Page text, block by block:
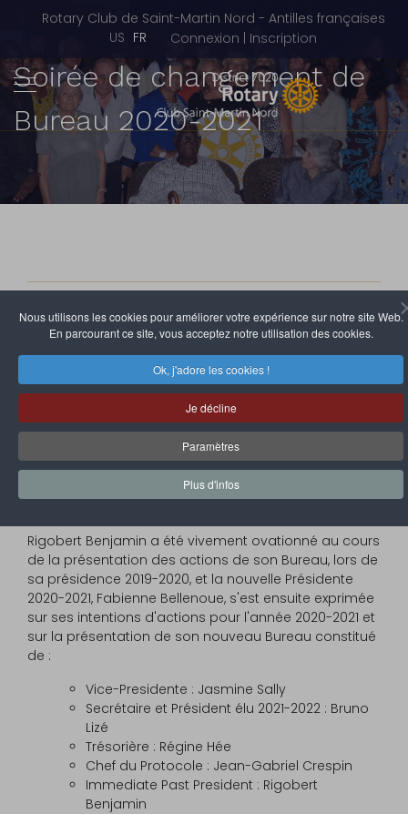
Nous utilisons les cookies pour améliorer votre expérience sur notre site Web.
En parcourant ce site, vous acceptez notre utilisation des cookies.
Ok, j'adore les cookies !
Je décline
Paramètres
Plus d'infos
Rotary Club de Saint-Martin Nord - Antilles françaises
Sélectionnez votre langue
US FR Connexion | Inscription
Soirée de changement de
Bureau 2020-2021
27 Juillet 2020
Clics : 6155
Une soirée de changement de Bureau du Rotary Club
de Saint Martin Nord un peu différente du fait de la
crise sanitaire du COVID-19.
En effet, la soirée cette année a eu lieue en comité
restreint (membres et conjoints) au domicile de
Rigobert Benjamin, Président 2019-2020 et son épouse,
Rigobert Benjamin a été vivement ovationné au cours
de la présentation des actions de son Bureau, lors de
sa présidence 2019-2020, et la nouvelle Présidente
2020-2021, Fabienne Bellenoue, s'est ensuite exprimée
sur ses intentions d'actions pour l'année 2020-2021 et
sur la présentation de son nouveau Bureau constitué
de :
Vice-Presidente : Jasmine Sally
Secrétaire et Président élu 2021-2022 : Bruno
Lizé
Trésorière : Régine Hée
Chef du Protocole : Jean-Gabriel Crespin
Immediate Past President : Rigobert
Benjamin